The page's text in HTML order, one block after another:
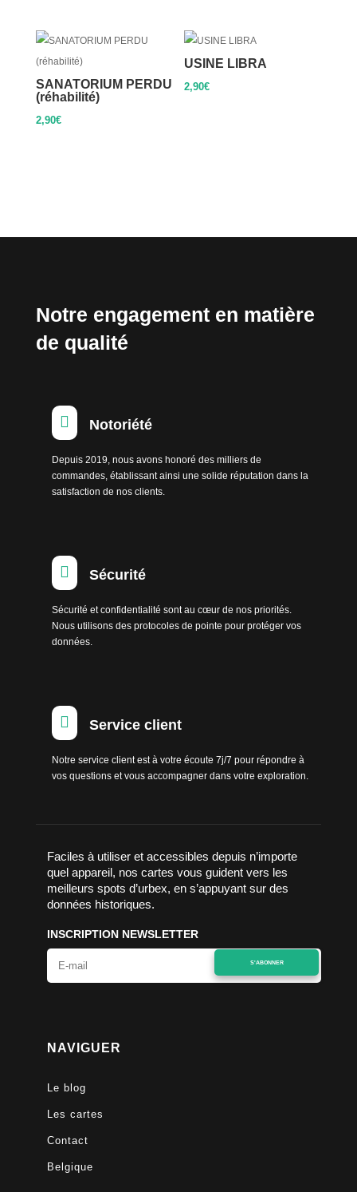
SANATORIUM PERDU
(réhabilité)
2,90€
USINE LIBRA
2,90€
Notre engagement en matière
de qualité
 Notoriété
Depuis 2019, nous avons honoré des milliers de
commandes, établissant ainsi une solide réputation dans la
satisfaction de nos clients.
 Sécurité
Sécurité et confidentialité sont au cœur de nos priorités.
Nous utilisons des protocoles de pointe pour protéger vos
données.
 Service client
Notre service client est à votre écoute 7j/7 pour répondre à
vos questions et vous accompagner dans votre exploration.
Faciles à utiliser et accessibles depuis n’importe
quel appareil, nos cartes vous guident vers les
meilleurs spots d’urbex, en s’appuyant sur des
données historiques.
INSCRIPTION NEWSLETTER
S'ABONNER
NAVIGUER
Le blog
Les cartes
Contact
Belgique